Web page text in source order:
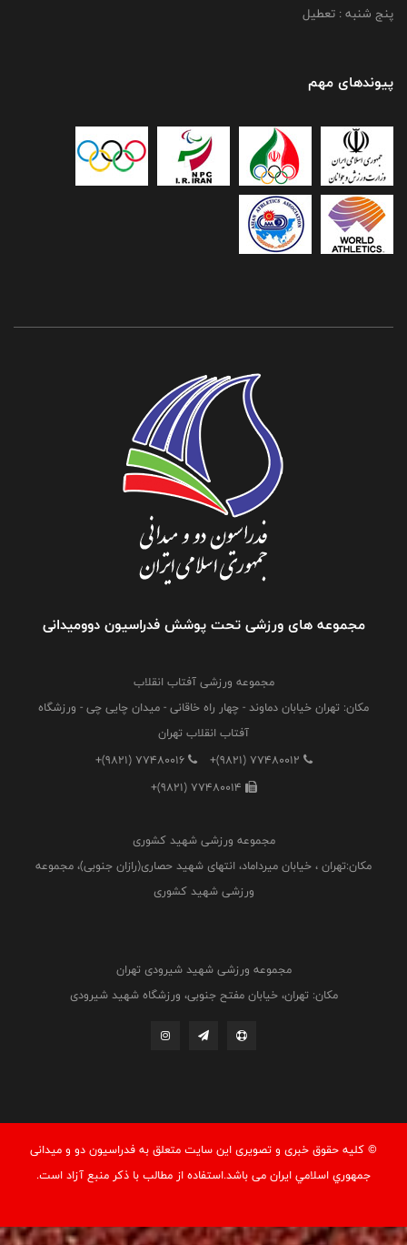
پنج شنبه : تعطیل
پیوندهای مهم
مجموعه های ورزشی تحت پوشش فدراسیون دوومیدانی
مجموعه ورزشی آفتاب انقلاب
مکان: تهران خیابان دماوند - چهار راه خاقانی - میدان چایی چی - ورزشگاه
آفتاب انقلاب تهران
+(9821) 77480012
+(9821) 77480016
+(9821) 77480014
مجموعه ورزشی شهید کشوری
مکان:تهران ، خیابان میرداماد، انتهای شهید حصاری(رازان جنوبی)، مجموعه
ورزشی شهید کشوری
مجموعه ورزشی شهید شیرودی تهران
مکان: تهران، خیابان مفتح جنوبی، ورزشگاه شهید شیرودی
© کليه حقوق خبری و تصويری اين سايت متعلق به فدراسيون دو و میدانی
جمهوري اسلامي ايران می باشد.استفاده از مطالب با ذكر منبع آزاد است.